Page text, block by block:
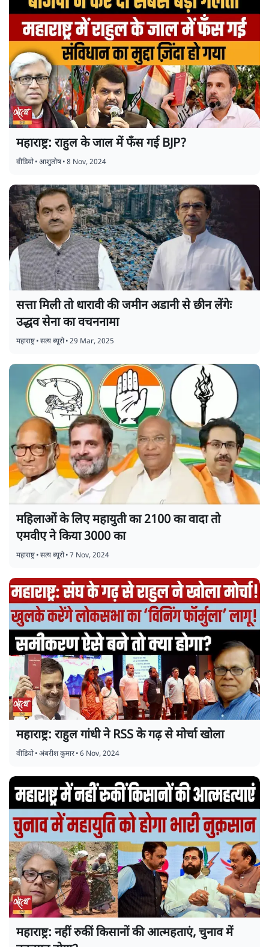
महाराष्ट्र: राहुल के जाल में फँस गई BJP?
वीडियो•आशुतोष•8 Nov, 2024
सत्ता मिली तो धारावी की जमीन अडानी से छीन लेंगेः
उद्धव सेना का वचननामा
महाराष्ट्र•सत्य ब्यूरो•29 Mar, 2025
महिलाओं के लिए महायुती का 2100 का वादा तो
एमवीए ने किया 3000 का
महाराष्ट्र•सत्य ब्यूरो•7 Nov, 2024
महाराष्ट्र: राहुल गांधी ने RSS के गढ़ से मोर्चा खोला
वीडियो•अंबरीश कुमार•6 Nov, 2024
महाराष्ट्र: नहीं रुकीं किसानों की आत्महताएं, चुनाव में